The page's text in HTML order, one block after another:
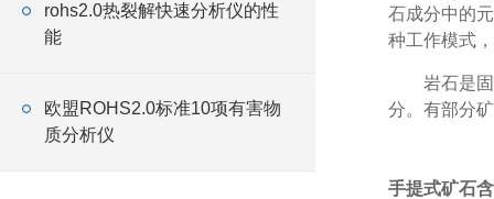
rohs2.0热裂解快速分析仪的性
能
欧盟ROHS2.0标准10项有害物
质分析仪
石成分中的
种工作模式
岩石是
分。有部分
手提式矿石